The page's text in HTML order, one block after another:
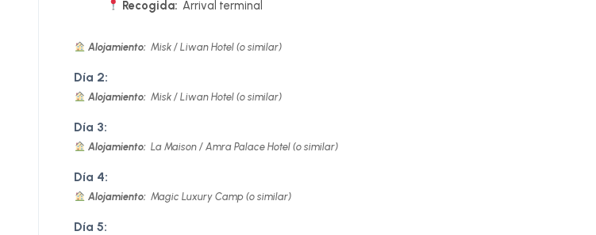
Recogida: Arrival terminal
Alojamiento: Misk / Liwan Hotel (o similar)
Día 2:
Alojamiento: Misk / Liwan Hotel (o similar)
Día 3:
Alojamiento: La Maison / Amra Palace Hotel (o similar)
Día 4:
Alojamiento: Magic Luxury Camp (o similar)
Día 5: